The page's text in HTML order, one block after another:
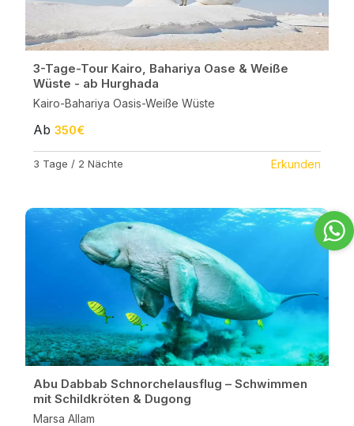
3-Tage-Tour Kairo, Bahariya Oase & Weiße
Wüste - ab Hurghada
Kairo-Bahariya Oasis-Weiße Wüste
Ab 350€
3 Tage / 2 Nächte Erkunden
Abu Dabbab Schnorchelausflug – Schwimmen
mit Schildkröten & Dugong
Marsa Allam